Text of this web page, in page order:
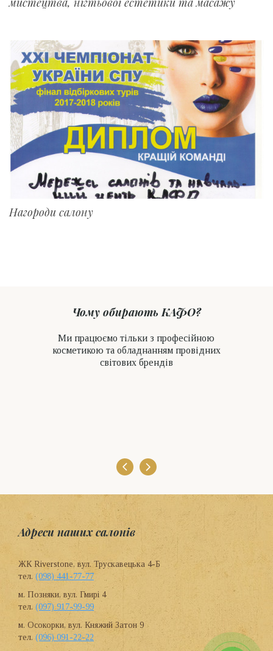
Нагороди салону
Чому обирають КАФО?
Ми працюємо тільки з професійною
косметикою та обладнанням провідних
світових брендів
Адреси наших салонів
ЖК Riverstone, вул. Трускавецька 4-Б
тел. (098) 441-77-77
м. Позняки, вул. Гмирі 4
тел. (097) 917-99-99
м. Осокорки, вул. Княжий Затон 9
тел. (096) 091-22-22